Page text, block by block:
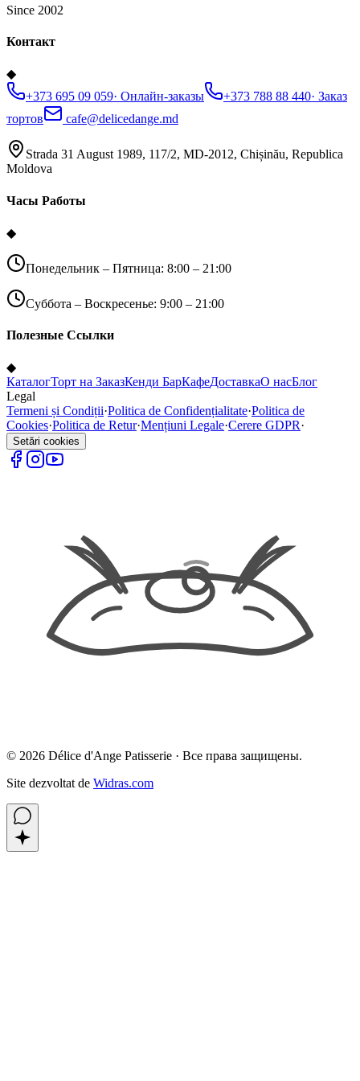
Since 2002
Контакт
◆
+373 695 09 059· Онлайн-заказы +373 788 88 440· Заказ
тортов
cafe@delicedange.md
Strada 31 August 1989, 117/2, MD-2012, Chișinău, Republica
Moldova
Часы Работы
◆
Понедельник – Пятница: 8:00 – 21:00
Суббота – Воскресенье: 9:00 – 21:00
Полезные Ссылки
◆
КаталогТорт на ЗаказКенди БарКафеДоставкаО насБлог
Legal
Termeni și Condiții·Politica de Confidențialitate·Politica de
Cookies·Politica de Retur·Mențiuni Legale·Cerere GDPR·
Setări cookies
© 2026 Délice d'Ange Patisserie · Все права защищены.
Site dezvoltat de Widras.com